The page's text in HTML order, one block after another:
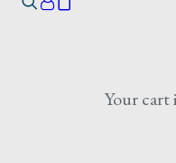
Your cart